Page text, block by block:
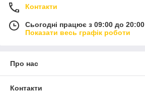
Контакти
Сьогодні працює з 09:00 до 20:00
Показати весь графік роботи
Про нас
Контакти